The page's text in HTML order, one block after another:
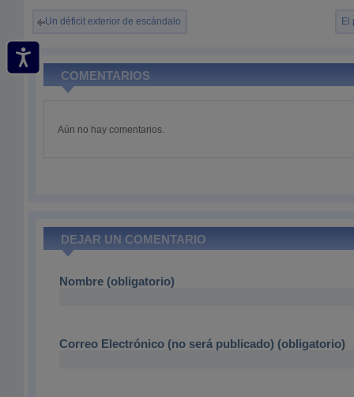
Un déficit exterior de escándalo El
COMENTARIOS
Aún no hay comentarios.
DEJAR UN COMENTARIO
Nombre (obligatorio)
Correo Electrónico (no será publicado) (obligatorio)